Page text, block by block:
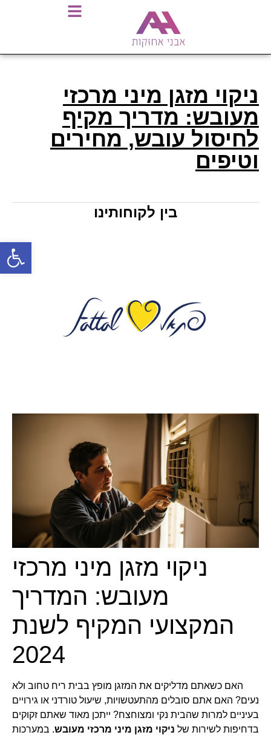
ניקוי מזגן מיני מרכזי
מעובש: מדריך מקיף
לחיסול עובש, מחירים
וטיפים
בין לקוחותינו
ניקוי מזגן מיני מרכזי
מעובש: המדריך
המקצועי המקיף לשנת
2024
האם כשאתם מדליקים את המזגן מופץ בבית ריח טחוב ולא
נעים? האם אתם סובלים מהתעטשויות, שיעול טורדני או גירויים
בעיניים למרות שהבית נקי ומצוחצח? ייתכן מאוד שאתם זקוקים
בדחיפות לשירות של ניקוי מזגן מיני מרכזי מעובש. במערכות
פתח